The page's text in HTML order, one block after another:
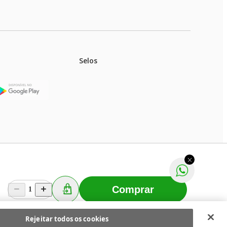
1 Comprar
Selos
na rede de lojas físicas.
prévio. Fast Shop S. A. CNPJ: 43.708.379/0001-
Fast Shop - Todos os direitos reservadosRF
Selecionar os Cookies
Rejeitar todos os cookies